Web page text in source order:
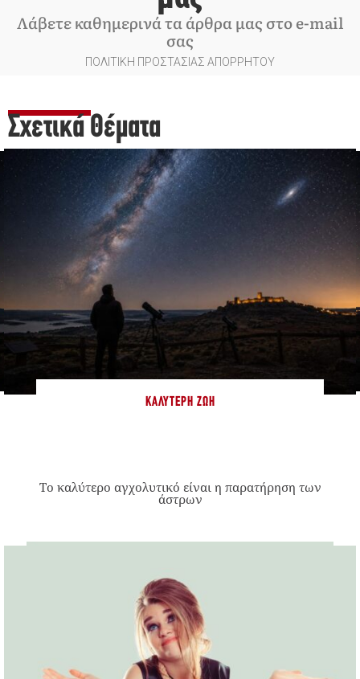
Λάβετε καθημερινά τα άρθρα μας στο e-mail
σας
ΠΟΛΙΤΙΚΗ ΠΡΟΣΤΑΣΙΑΣ ΑΠΟΡΡΗΤΟΥ
Σχετικά Θέματα
ΚΑΛΎΤΕΡΗ ΖΩΉ
Το καλύτερο αγχολυτικό είναι η παρατήρηση των
άστρων